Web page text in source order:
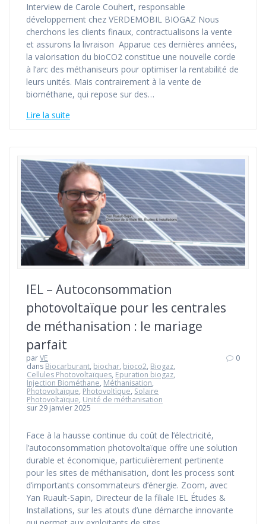
Interview de Carole Couhert, responsable
développement chez VERDEMOBIL BIOGAZ Nous
cherchons les clients finaux, contractualisons la vente
et assurons la livraison Apparue ces dernières années,
la valorisation du bioCO2 constitue une nouvelle corde
à l’arc des méthaniseurs pour optimiser la rentabilité de
leurs unités. Mais contrairement à la vente de
biométhane, qui repose sur des…
Lire la suite
IEL – Autoconsommation
photovoltaïque pour les centrales
de méthanisation : le mariage
parfait
parVE
dans Biocarburant, biochar, bioco2, Biogaz,
Cellules Photovoltaïques, Epuration biogaz,
Injection Biométhane, Méthanisation,
Photovoltaïque, Photovoltïque, Solaire
Photovoltaïque, Unité de méthanisation
sur 29 janvier 2025
0
Face à la hausse continue du coût de l’électricité,
l’autoconsommation photovoltaïque offre une solution
durable et économique, particulièrement pertinente
pour les sites de méthanisation, dont les process sont
d’importants consommateurs d’énergie. Zoom, avec
Yan Ruault-Sapin, Directeur de la filiale IEL Études &
Installations, sur les atouts d’une démarche innovante